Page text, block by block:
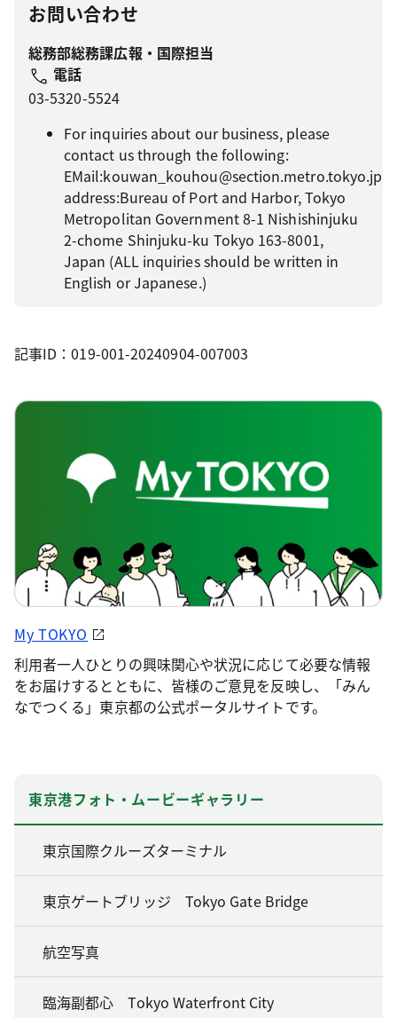
お問い合わせ
総務部総務課広報・国際担当
電話
03-5320-5524
For inquiries about our business, please
contact us through the following:
EMail:kouwan_kouhou@section.metro.tokyo.jp
address:Bureau of Port and Harbor, Tokyo
Metropolitan Government 8-1 Nishishinjuku
2-chome Shinjuku-ku Tokyo 163-8001,
Japan (ALL inquiries should be written in
English or Japanese.)
記事ID：019-001-20240904-007003
My TOKYO
利用者一人ひとりの興味関心や状況に応じて必要な情報
をお届けするとともに、皆様のご意見を反映し、「みん
なでつくる」東京都の公式ポータルサイトです。
東京港フォト・ムービーギャラリー
東京国際クルーズターミナル
東京ゲートブリッジ Tokyo Gate Bridge
航空写真
臨海副都心 Tokyo Waterfront City